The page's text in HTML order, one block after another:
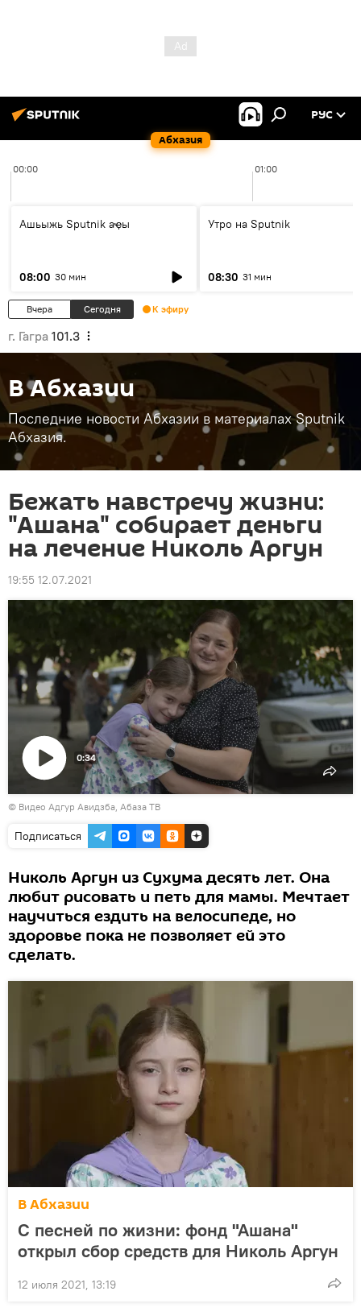
Абхазия
РУС
00:00 01:00
Ашьыжь Sputnik аҿы
08:00 30 мин
Утро на Sputnik
08:30 31 мин
Вчера Сегодня К эфиру
г. Гагра 101.3
В Абхазии
Последние новости Абхазии в материалах Sputnik
Абхазия.
Бежать навстречу жизни:
"Ашана" собирает деньги
на лечение Николь Аргун
19:55 12.07.2021
Воспроизвести
видео
0:34
© Видео Адгур Авидзба, Абаза ТВ
Подписаться
Николь Аргун из Сухума десять лет. Она
любит рисовать и петь для мамы. Мечтает
научиться ездить на велосипеде, но
здоровье пока не позволяет ей это
сделать.
В Абхазии
С песней по жизни: фонд "Ашана"
открыл сбор средств для Николь Аргун
12 июля 2021, 13:19